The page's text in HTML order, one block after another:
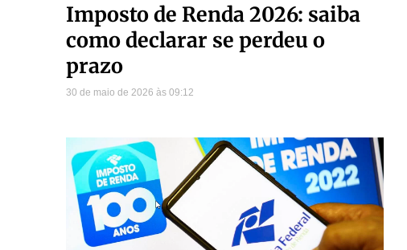
Imposto de Renda 2026: saiba
como declarar se perdeu o
prazo
30 de maio de 2026 09:12